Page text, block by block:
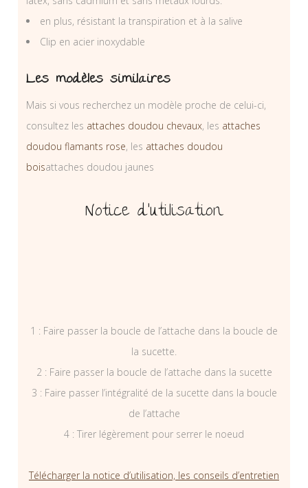
en plus, résistant la transpiration et à la salive
Clip en acier inoxydable
Les modèles similaires
Mais si vous recherchez un modèle proche de celui-ci,
consultez les attaches doudou chevaux, les attaches
doudou flamants rose, les attaches doudou
boisattaches doudou jaunes
Notice d’utilisation
1 : Faire passer la boucle de l’attache dans la boucle de
la sucette.
2 : Faire passer la boucle de l’attache dans la sucette
3 : Faire passer l’intégralité de la sucette dans la boucle
de l’attache
4 : Tirer légèrement pour serrer le noeud
Télécharger la notice d’utilisation, les conseils d’entretien